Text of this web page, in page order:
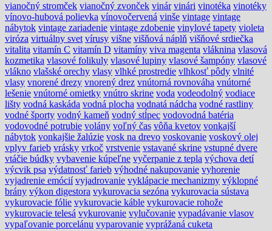
vianočný stromček vianočný zvonček vinár vinári vinotéka vinotéky
vínovo-hubová polievka vínovočervená vinše vintage vintage
nábytok vintage zariadenie vintage zdobenie vinylové tapety violeta
viróza virtuálny svet vírusy višne višňová náplň višňové srdiečka
vitalita vitamín C vitamín D vitamíny viva magenta vláknina vlasová
kozmetika vlasové folikuly vlasové lupiny vlasové šampóny vlasové
vlákno vlašské orechy vlasy vlhké prostredie vlhkosť pôdy vlnité
vlasy vnorené drezy vnorený drez vnútorná rovnováha vnútorné
lešenie vnútorné omietky vnútro skrine voda vodeodolný vodiace
lišty vodná kaskáda vodná plocha vodnatá nádcha vodné rastliny
vodné športy vodný kameň vodný stĺpec vodovodná batéria
vodovodné potrubie volány voľný čas vôňa kvetov vonkajší
nábytok vonkajšie žalúzie vosk na drevo voskovanie voskový olej
vplyv farieb vrásky vrkoč vrstvenie vstavané skrine vstupné dvere
vtáčie búdky vybavenie kúpeľne vyčerpanie z tepla výchova detí
výcvik psa výdatnosť farieb výhodné nakupovanie vyhorenie
vyjadrenie emócií vyjadrovanie vyklápacie mechanizmy výklopné
brány výkon digestora vykurovacia sezóna vykurovacia sústava
vykurovacie fólie vykurovacie káble vykurovacie rohože
vykurovacie telesá vykurovanie vylučovanie vypadávanie vlasov
vypaľovanie porcelánu vyparovanie vyprážaná cuketa